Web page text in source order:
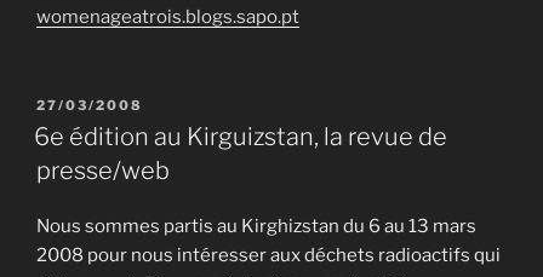
womenageatrois.blogs.sapo.pt
PUBLIÉ
LE
27/03/2008
6e édition au Kirguizstan, la revue de
presse/web
Nous sommes partis au Kirghizstan du 6 au 13 mars
2008 pour nous intéresser aux déchets radioactifs qui